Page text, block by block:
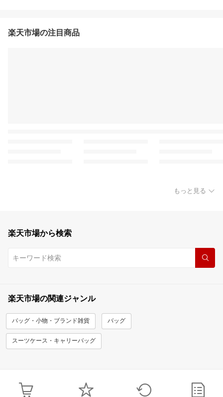
楽天市場の注目商品
もっと見る
楽天市場から検索
楽天市場の関連ジャンル
バッグ・小物・ブランド雑貨 バッグ
スーツケース・キャリーバッグ